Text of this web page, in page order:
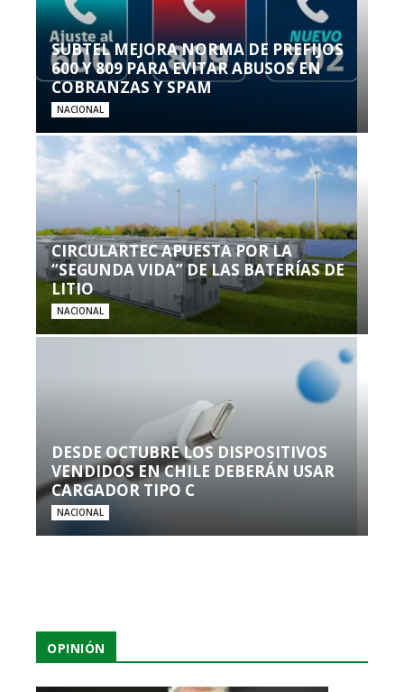
SUBTEL MEJORA NORMA DE PREFIJOS
600 Y 809 PARA EVITAR ABUSOS EN
COBRANZAS Y SPAM
NACIONAL
CIRCULARTEC APUESTA POR LA
“SEGUNDA VIDA” DE LAS BATERÍAS DE
LITIO
NACIONAL
DESDE OCTUBRE LOS DISPOSITIVOS
VENDIDOS EN CHILE DEBERÁN USAR
CARGADOR TIPO C
NACIONAL
OPINIÓN